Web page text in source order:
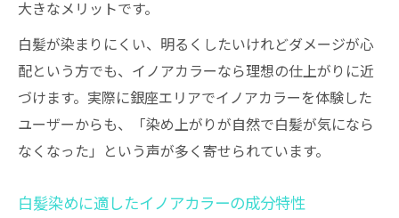
大きなメリットです。
白髪が染まりにくい、明るくしたいけれどダメージが心
配という方でも、イノアカラーなら理想の仕上がりに近
づけます。実際に銀座エリアでイノアカラーを体験した
ユーザーからも、「染め上がりが自然で白髪が気になら
なくなった」という声が多く寄せられています。
白髪染めに適したイノアカラーの成分特性